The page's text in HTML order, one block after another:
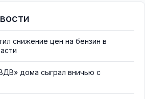
снижение цен на бензин в
дома сыграл вничью с